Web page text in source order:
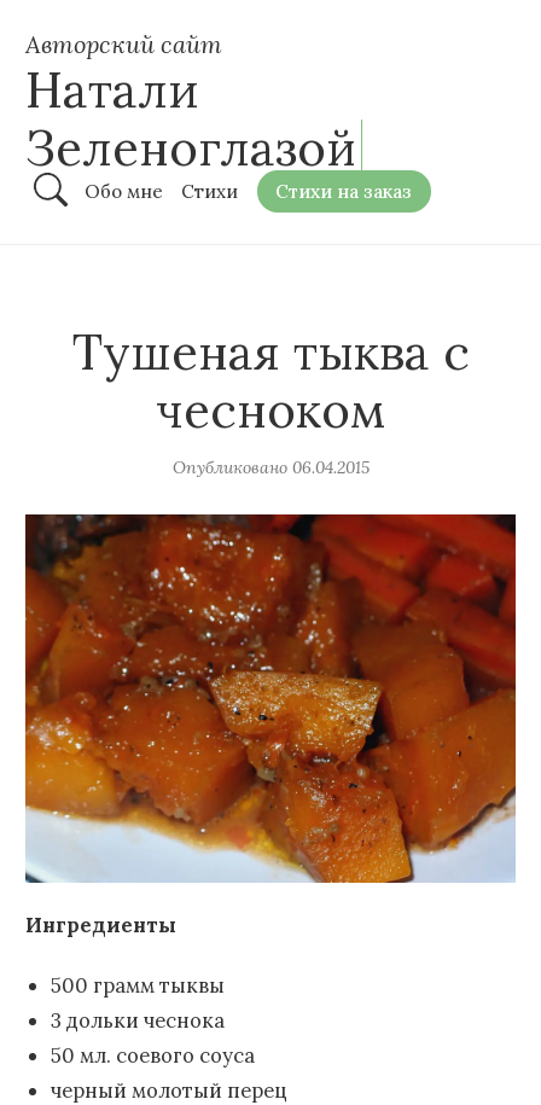
Авторский сайт
Натали
Зеленоглазой
Обо мне Стихи Стихи на заказ
Тушеная тыква с
чесноком
Опубликовано 06.04.2015
Ингредиенты
500 грамм тыквы
3 дольки чеснока
50 мл. соевого соуса
черный молотый перец